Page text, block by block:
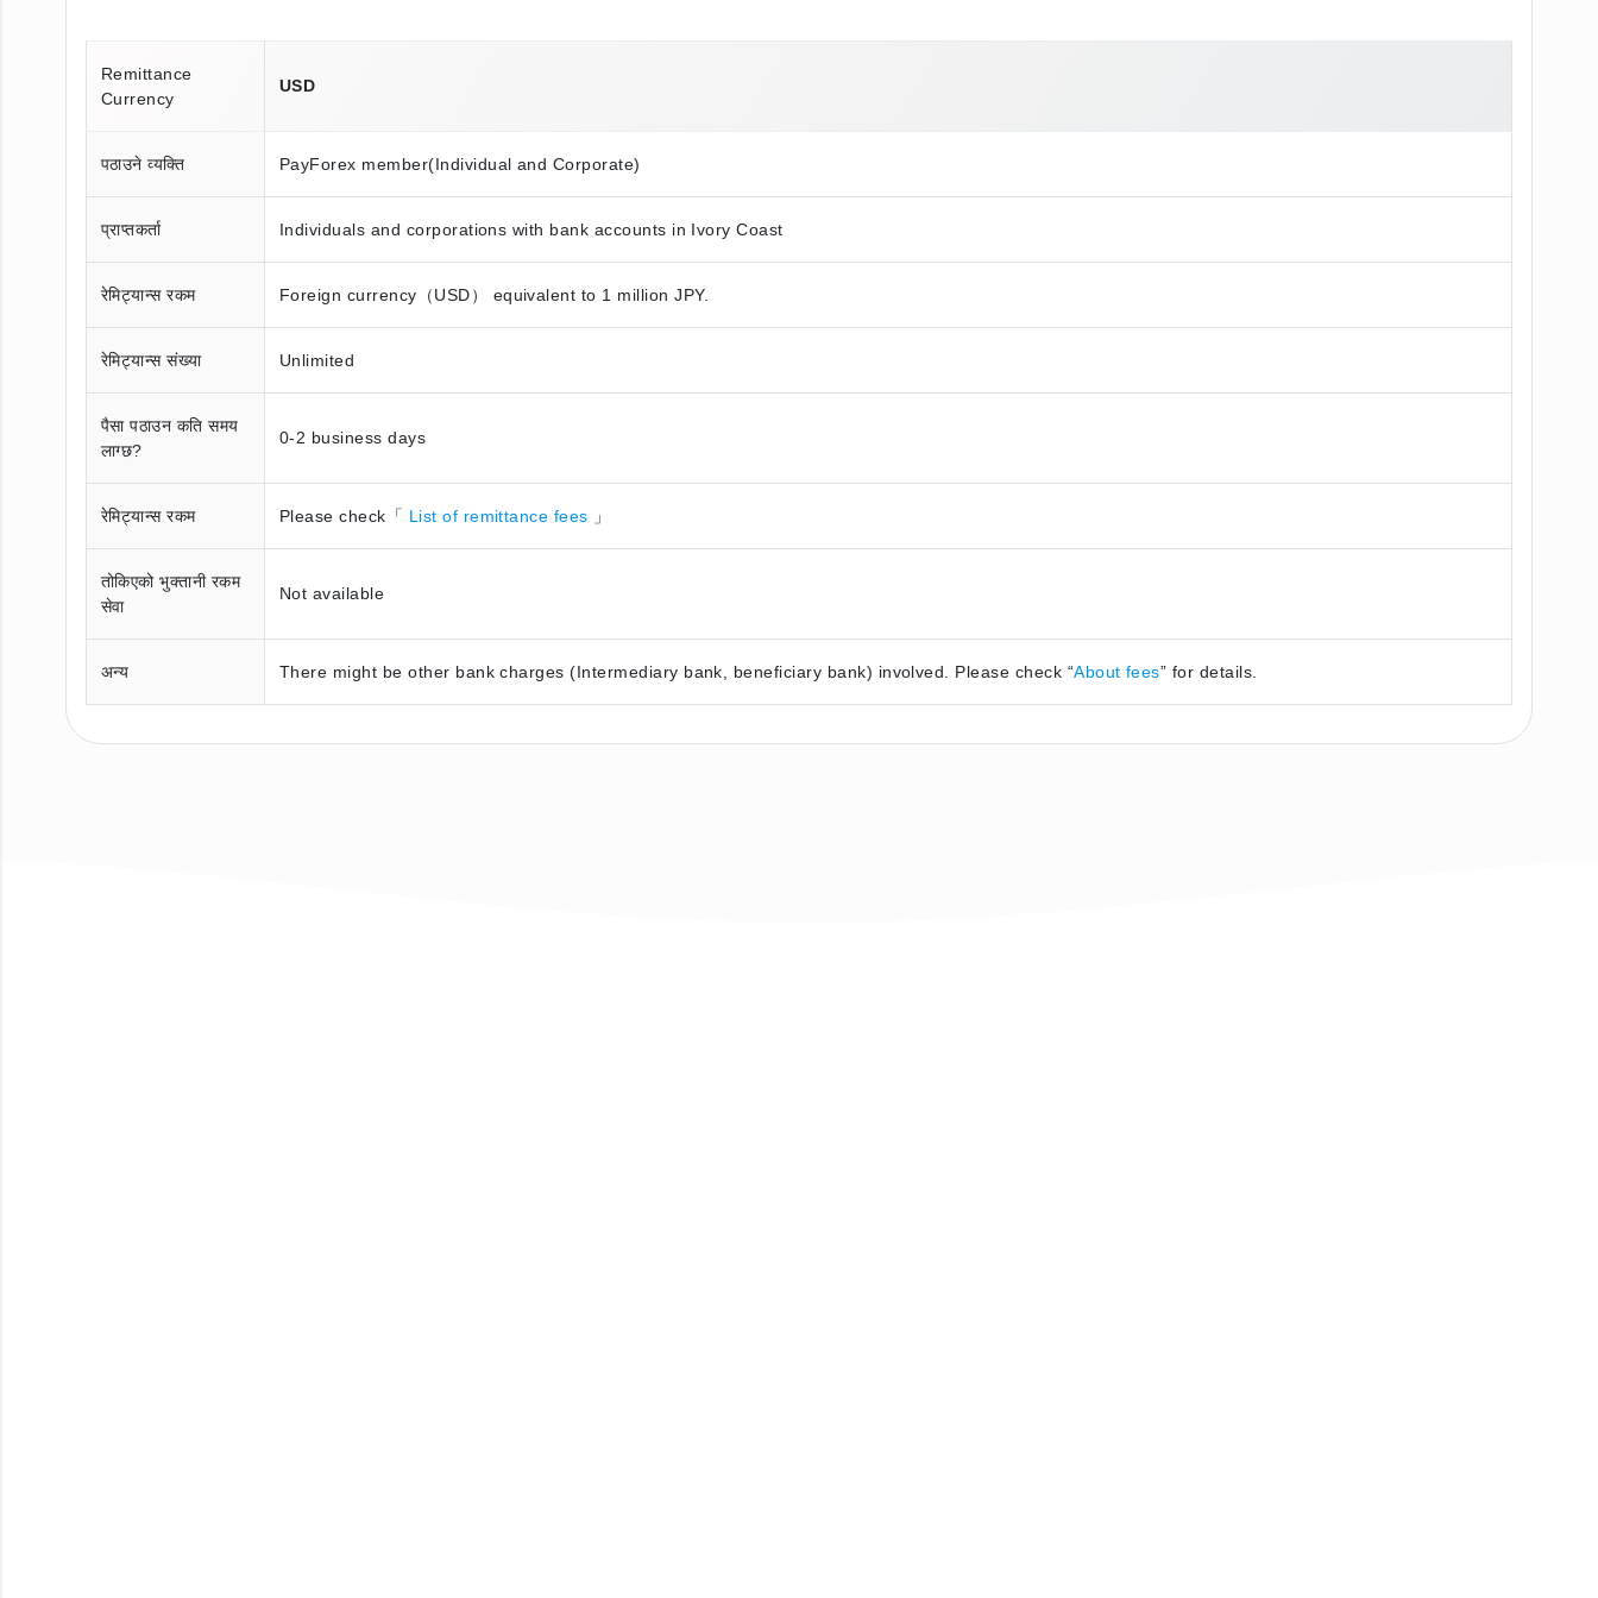
Remittance
Currency
USD
पठाउने व्यक्ति PayForex member(Individual and Corporate)
प्राप्तकर्ता Individuals and corporations with bank accounts in Ivory Coast
रेमिट्यान्स रकम Foreign currency（USD） equivalent to 1 million JPY.
रेमिट्यान्स संख्या Unlimited
पैसा पठाउन कति समय
लाग्छ?
0-2 business days
रेमिट्यान्स रकम Please check「 List of remittance fees 」
तोकिएको भुक्तानी रकम
सेवा
Not available
अन्य There might be other bank charges (Intermediary bank, beneficiary bank) involved. Please check “About fees” for details.